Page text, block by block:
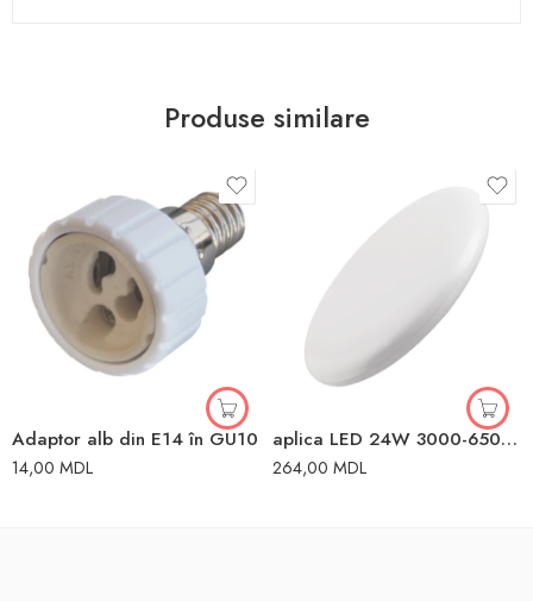
Produse similare
Adaptor alb din E14 în GU10
14,00 MDL
aplica LED 24W 3000-6500K 3N1 IP20 3N1
264,00 MDL